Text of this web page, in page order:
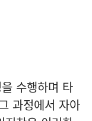
수행하며 타
과정에서 자아